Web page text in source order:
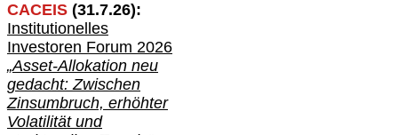
CACEIS (31.7.26):
Institutionelles
Investoren Forum 2026
„Asset-Allokation neu
gedacht: Zwischen
Zinsumbruch, erhöhter
Volatilität und